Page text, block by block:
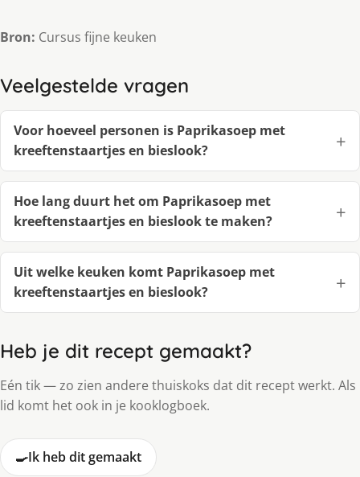
Bron: Cursus fijne keuken
Veelgestelde vragen
Voor hoeveel personen is Paprikasoep met
kreeftenstaartjes en bieslook?
Hoe lang duurt het om Paprikasoep met
kreeftenstaartjes en bieslook te maken?
Uit welke keuken komt Paprikasoep met
kreeftenstaartjes en bieslook?
Heb je dit recept gemaakt?
Eén tik — zo zien andere thuiskoks dat dit recept werkt. Als
lid komt het ook in je kooklogboek.
🍳Ik heb dit gemaakt